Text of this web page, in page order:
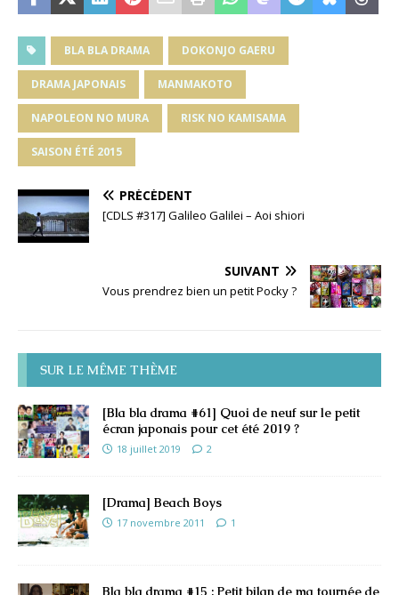
BLA BLA DRAMA DOKONJO GAERU
DRAMA JAPONAIS MANMAKOTO
NAPOLEON NO MURA RISK NO KAMISAMA
SAISON ÉTÉ 2015
PRÉCÉDENT
[CDLS #317] Galileo Galilei – Aoi shiori
SUIVANT
Vous prendrez bien un petit Pocky ?
SUR LE MÊME THÈME
[Bla bla drama #61] Quoi de neuf sur le petit
écran japonais pour cet été 2019 ?
18 juillet 2019 2
[Drama] Beach Boys
17 novembre 2011 1
Bla bla drama #15 : Petit bilan de ma tournée de